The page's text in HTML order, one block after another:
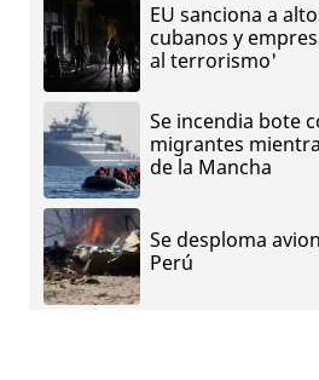
EU sanciona a
cubanos y
al terrorismo'
Se incendia bote
migrantes
de la Mancha
Se desploma
Perú